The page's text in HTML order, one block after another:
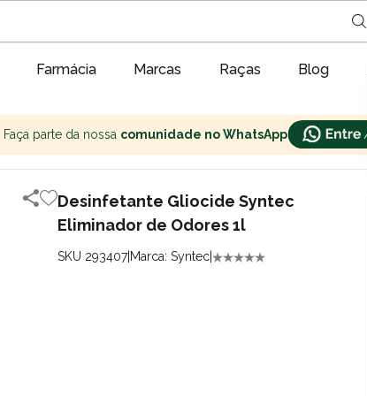
Farmácia Marcas Raças Blog
Faça parte da nossa comunidade no WhatsApp
Desinfetante Gliocide Syntec
Eliminador de Odores 1l
SKU 293407| Marca: Syntec|